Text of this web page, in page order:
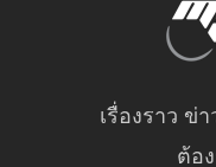
เรื่องราว ข่
ต้อ